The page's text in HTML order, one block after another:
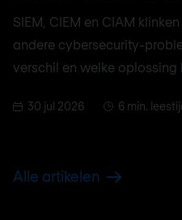
SIEM, CIEM en CIAM
andere cybersecurity-
verschil en welke
30 jul 2026 6 min.
Alle artikelen